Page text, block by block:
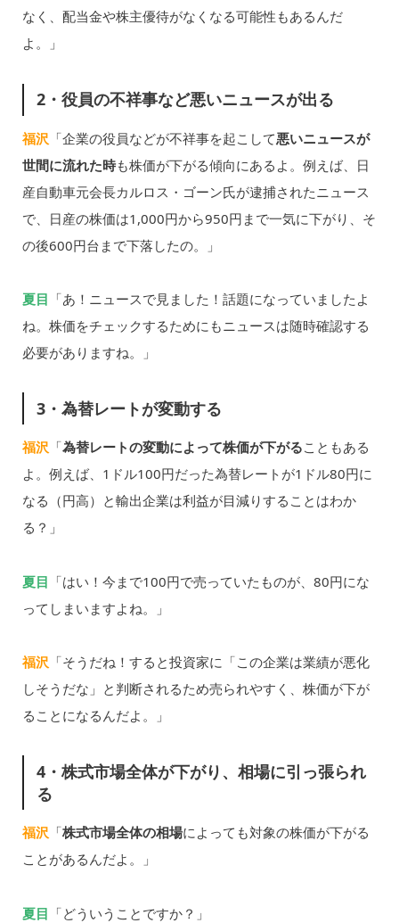
なく、配当金や株主優待がなくなる可能性もあるんだ
よ。」
2・役員の不祥事など悪いニュースが出る
福沢 「企業の役員などが不祥事を起こして悪いニュースが
世間に流れた時も株価が下がる傾向にあるよ。例えば、日
産自動車元会長カルロス・ゴーン氏が逮捕されたニュース
で、日産の株価は1,000円から950円まで一気に下がり、そ
の後600円台まで下落したの。」
夏目 「あ！ニュースで見ました！話題になっていましたよ
ね。株価をチェックするためにもニュースは随時確認する
必要がありますね。」
3・為替レートが変動する
福沢「為替レートの変動によって株価が下がることもある
よ。例えば、1ドル100円だった為替レートが1ドル80円に
なる（円高）と輸出企業は利益が目減りすることはわか
る？」
夏目 「はい！今まで100円で売っていたものが、80円にな
ってしまいますよね。」
福沢 「そうだね！すると投資家に「この企業は業績が悪化
しそうだな」と判断されるため売られやすく、株価が下が
ることになるんだよ。」
4・株式市場全体が下がり、相場に引っ張られ
る
福沢「株式市場全体の相場によっても対象の株価が下がる
ことがあるんだよ。」
夏目 「どういうことですか？」